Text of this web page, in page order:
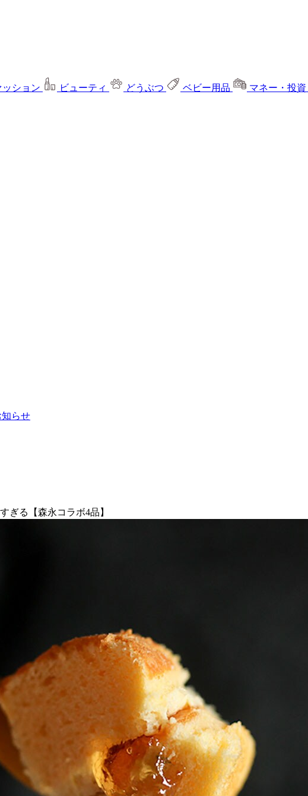
ッション ビューティ どうぶつ ベビー用品 マネー・投資
知らせ
ぎる【森永コラボ4品】